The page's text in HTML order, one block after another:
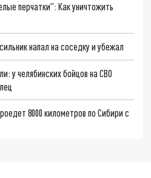
перчатки": Как уничтожить
напал на соседку и убежал
у челябинских бойцов на СВО
8000 километров по Сибири с